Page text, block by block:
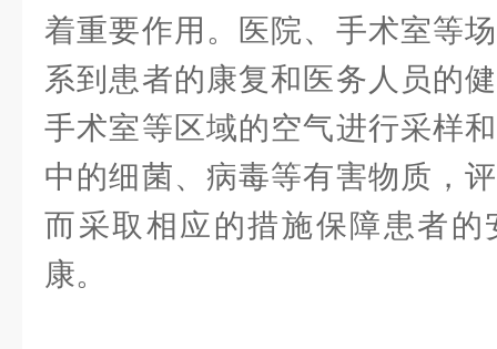
着重要作用。医院、手术室等
系到患者的康复和医务人员的
手术室等区域的空气进行采样
中的细菌、病毒等有害物质，
而采取相应的措施保障患者的
康。